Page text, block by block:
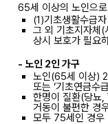
65세 이상의 노인으
(1)기초생활수급
그 외 기초지자체(
상시 보호가 필요
- 노인 2인 가구
노인(65세 이상) 2
또는 ‘기초연금수
한명이 질환(당뇨
거동이 불편한 경
모두 75세인 경우